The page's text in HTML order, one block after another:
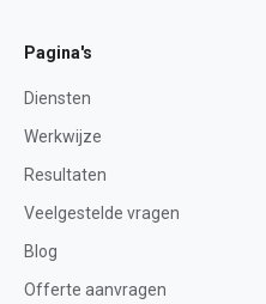
Pagina's
Diensten
Werkwijze
Resultaten
Veelgestelde vragen
Blog
Offerte aanvragen